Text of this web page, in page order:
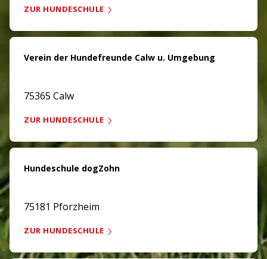
ZUR HUNDESCHULE
Verein der Hundefreunde Calw u. Umgebung
75365 Calw
ZUR HUNDESCHULE
Hundeschule dogZohn
75181 Pforzheim
ZUR HUNDESCHULE